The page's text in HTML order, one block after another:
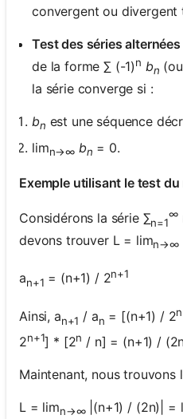
convergent ou divergent
Test des séries alternées
de la forme ∑ (-1)n bn
la série converge si :
bn est une séquence
limn→∞ bn = 0.
Exemple utilisant le test du
Considérons la série ∑n=1
∞
devons trouver L = limn→∞
an+1 = (n+1) / 2n+1
Ainsi, an+1 / an = [(n+1) / 2
2n+1] * [2n / n] = (n+1) /
Maintenant, nous trouvons
L = limn→∞|(n+1) / (2n)| =